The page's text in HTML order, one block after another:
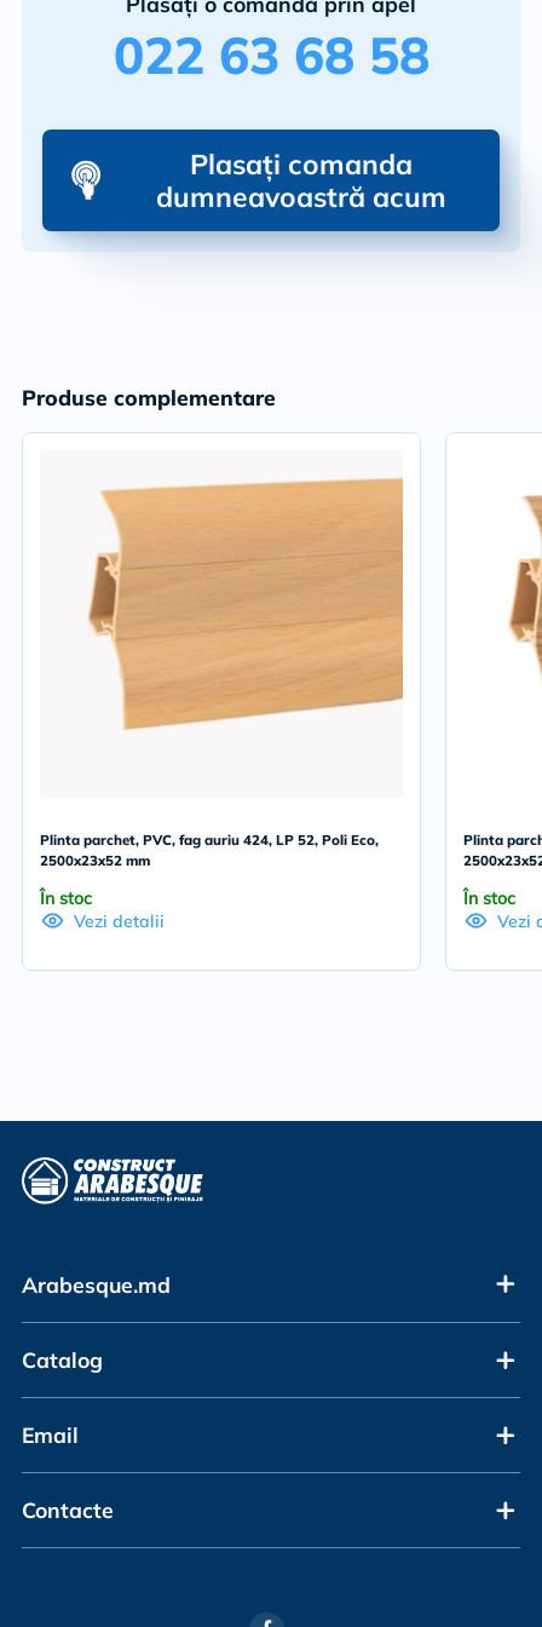
022 63 68 58
Plasați comanda
dumneavoastră acum
Produse complementare
Plinta parchet, PVC, fag auriu 424, LP 52, Poli Eco,
2500x23x52 mm
În stoc
Vezi detalii
Plinta
În stoc
Vezi
Arabesque.md
Catalog
Email
Contacte